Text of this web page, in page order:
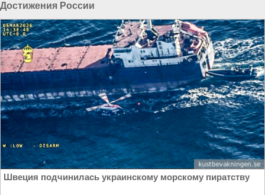
Достижения России
Швеция подчинилась украинскому морскому пиратству